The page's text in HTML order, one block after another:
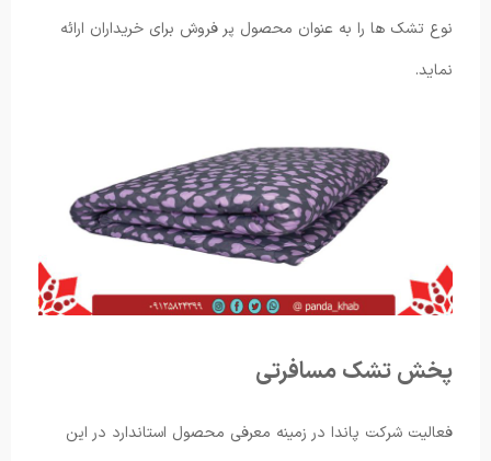
نوع تشک ها را به عنوان محصول پر فروش برای خریداران ارائه
نماید.
پخش تشک مسافرتی
فعالیت شرکت پاندا در زمینه معرفی محصول استاندارد در این